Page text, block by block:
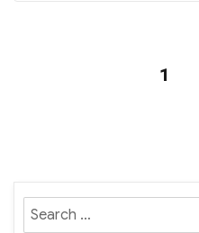
1
Search